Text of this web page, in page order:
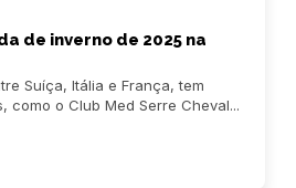
de inverno de 2025 na
Suíça, Itália e França, tem
como o Club Med Serre Cheval...